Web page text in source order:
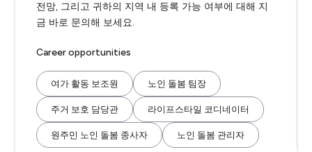
전망, 그리고 귀하의 지역 내 등록 가능 여부에 대해 지
금 바로 문의해 보세요.
Career opportunities
여가 활동 보조원 노인 돌봄 팀장
주거 보호 담당관 라이프스타일 코디네이터
원주민 노인 돌봄 종사자 노인 돌봄 관리자